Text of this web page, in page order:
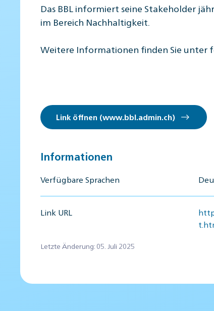
Das BBL informiert seine Stakeholder
im Bereich Nachhaltigkeit.
Weitere Informationen finden Sie unter
Link öffnen (www.bbl.admin.ch)
Informationen
Verfügbare Sprachen
Link URL
Letzte Änderung: 05. Juli 2025